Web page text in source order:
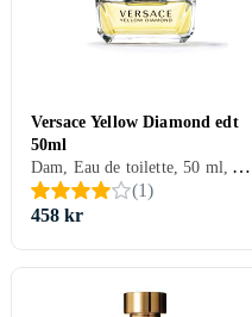
Versace Yellow Diamond edt
50ml
Dam, Eau de toilette, 50 ml, Yellow Diamond, Mysk, Tonkabönor, Neroli, Päron, Lotus, Fresia, Citron/Citrus, Apelsinblomma, Bergamott, Trä, Benzoin, Osmanthus, Jasmin, Näckros, Ambra, Persika, Guaiacträ, Mimosa
(1)
458 kr